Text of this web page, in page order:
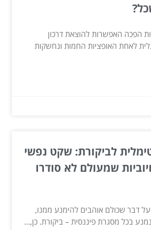
הפכה האפשרות להוצאת דרכון
לאחת האופציות החמות ונחשקות
לביקורת: שקט נפשי
שמעולם לא סודרו
דבר שכולם אוהבים להימנע ממנו,
בכל מסגרת פיננסית – ביקורת. כן,...